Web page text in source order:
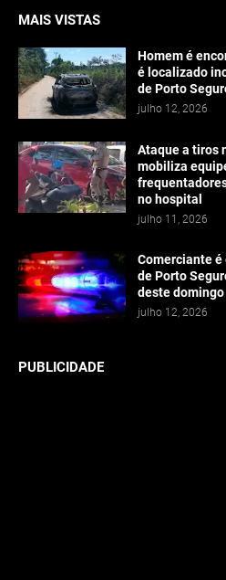
MAIS VISTAS
Homem é
é localizado
de Porto
julho 12, 2026
Ataque a tiros
mobiliza
no hospital
julho 11, 2026
Comerciante é
de Porto
deste domingo
julho 12, 2026
PUBLICIDADE